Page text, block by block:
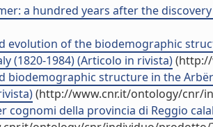
a hundred years after the
evolution of the biodemographic
(1820-1984) (Articolo in rivista)
biodemographic structure in the
(http://www.cnr.it/ontology/cnr/
cognomi della provincia di Reggio